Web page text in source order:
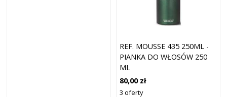
REF. MOUSSE 435 250ML -
PIANKA DO WŁOSÓW 250
ML
80,00 zł
3 oferty